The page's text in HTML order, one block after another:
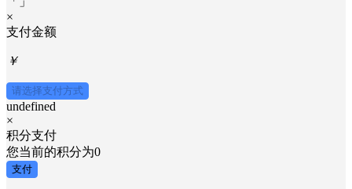
×
支付金额
￥
请选择支付方式
undefined
×
积分支付
您当前的积分为0
支付